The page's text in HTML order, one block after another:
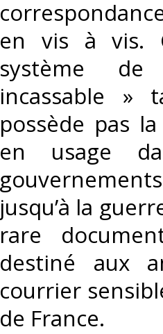
en vis à vis.
système
incassable »
possède pas
en usage
jusqu’à la
rare
destiné aux
courrier
de France. ‎